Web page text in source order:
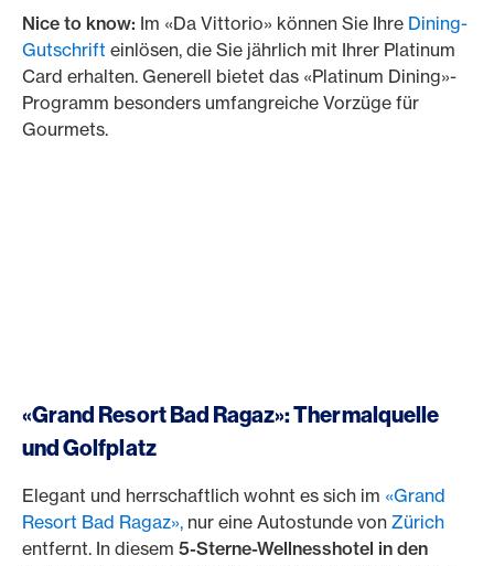
Nice to know: Im «Da Vittorio» können Sie Ihre Dining-
Gutschrift einlösen, die Sie jährlich mit Ihrer Platinum
Card erhalten. Generell bietet das «Platinum Dining»-
Programm besonders umfangreiche Vorzüge für
Gourmets.
«Grand Resort Bad Ragaz»: Thermalquelle
und Golfplatz
Elegant und herrschaftlich wohnt es sich im «Grand
Resort Bad Ragaz», nur eine Autostunde von Zürich
entfernt. In diesem 5-Sterne-Wellnesshotel in den